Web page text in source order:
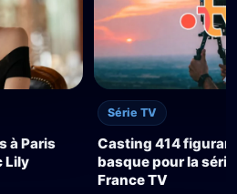
à Paris
Lily
Série TV
Casting 414
basque pour la
France TV